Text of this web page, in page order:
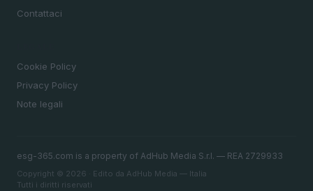
Contattaci
Cookie Policy
Privacy Policy
Note legali
esg-365.com is a property of AdHub Media S.r.l. — REA 2729933
Copyright © 2026 · Edito da AdHub Media — Italia
Tutti i diritti riservati